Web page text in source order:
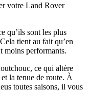
votre Land Rover
qu’ils sont les plus
tient au fait qu’en
moins performants.
ce qui altère
la tenue de route. À
toutes saisons, il vous